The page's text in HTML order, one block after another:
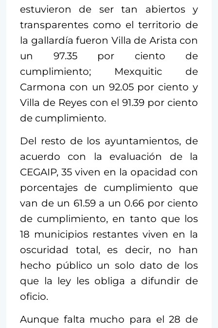
estuvieron de ser tan abiertos y
transparentes como el territorio de
la gallardía fueron Villa de Arista con
un 97.35 por ciento de
cumplimiento; Mexquitic de
Carmona con un 92.05 por ciento y
Villa de Reyes con el 91.39 por ciento
de cumplimiento.
Del resto de los ayuntamientos, de
acuerdo con la evaluación de la
CEGAIP, 35 viven en la opacidad con
porcentajes de cumplimiento que
van de un 61.59 a un 0.66 por ciento
de cumplimiento, en tanto que los
18 municipios restantes viven en la
oscuridad total, es decir, no han
hecho público un solo dato de los
que la ley les obliga a difundir de
oficio.
Aunque falta mucho para el 28 de